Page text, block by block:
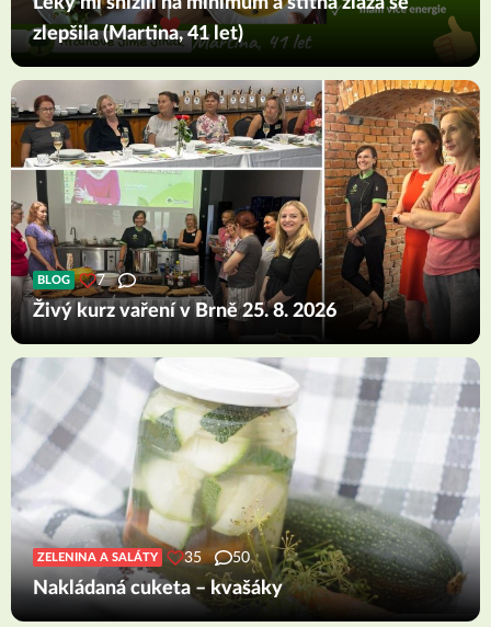
zlepšila (Martina, 41 let)
BLOG 7
Živý kurz vaření v Brně 25. 8. 2026
ZELENINA A SALÁTY 35 50
Nakládaná cuketa – kvašáky